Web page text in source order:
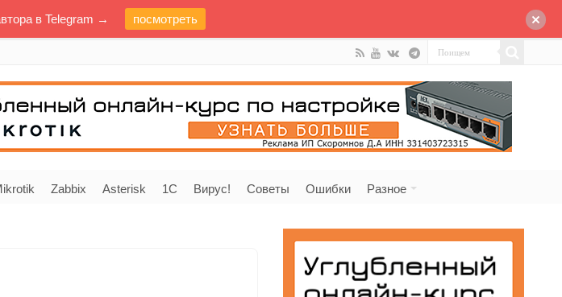
Zabbix Asterisk 1C Вирус! Советы Ошибки Разное
в Telegram → посмотреть